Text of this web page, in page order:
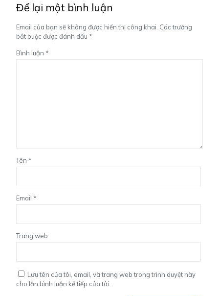
Để lại một bình luận
Email của bạn sẽ không được hiển thị công khai. Các trường
bắt buộc được đánh dấu *
Bình luận *
Tên *
Email *
Trang web
Lưu tên của tôi, email, và trang web trong trình duyệt này
cho lần bình luận kế tiếp của tôi.